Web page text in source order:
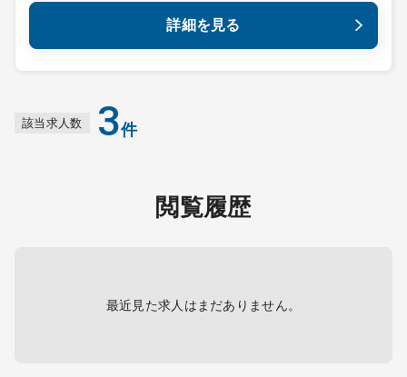
詳細を見る
該当求人数 3件
閲覧履歴
最近見た求人はまだありません。